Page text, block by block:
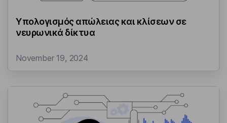
Υπολογισμός απώλειας και κλίσεων σε
νευρωνικά δίκτυα
November 19, 2024